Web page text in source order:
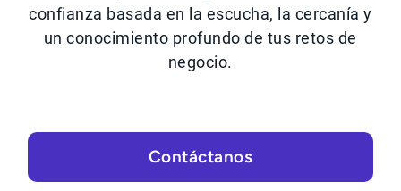
confianza basada en la escucha, la cercanía y
un conocimiento profundo de tus retos de
negocio.
Contáctanos